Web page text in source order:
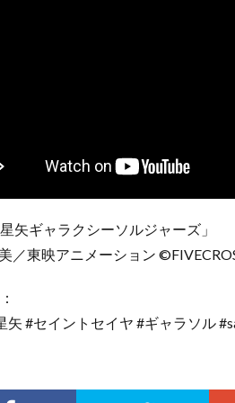
星矢ギャラクシーソルジャーズ」
／東映アニメーション
矢 #セイントセイヤ #ギャラソル